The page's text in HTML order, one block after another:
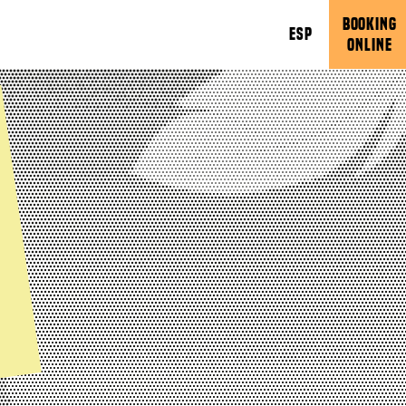
ESP
BOOKING
ONLINE